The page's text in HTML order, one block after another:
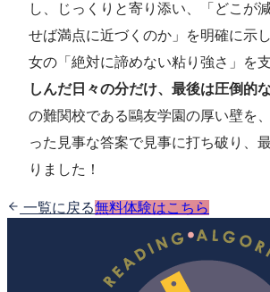
し、じっくりと寄り添い、「どこが
せば満点に近づくのか」を明確に示
女の「絶対に諦めない粘り強さ」を
しんだ日々の分だけ、最後は圧倒的な
の難関校である鷗友学園の厚い壁を
った見事な答案で見事に打ち破り、
りました！
一覧に戻る無料体験はこちら